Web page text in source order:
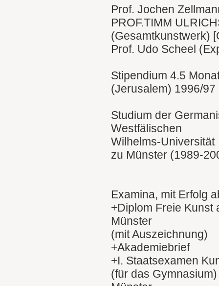
Prof. Jochen
PROF.TIMM
(Gesamtkunstwerk)
Prof. Udo Scheel
Stipendium 4.5
(Jerusalem) 1996/97
Studium der
Westfälischen
Wilhelms-Universität
zu Münster (1989-
Examina, mit Erfolg
+Diplom Freie Kunst
Münster
(mit Auszeichnung)
+Akademiebrief
+I. Staatsexamen
(für das